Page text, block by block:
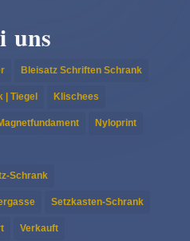
uns
Bleisatz Schriften Schrank
| Tiegel Klischees
Nyloprint
Schrank
Setzkasten-Schrank
Verkauft